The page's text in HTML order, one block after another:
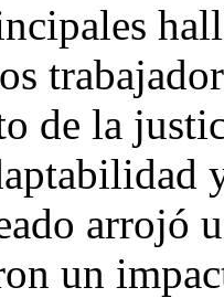
de la
arrojó
un